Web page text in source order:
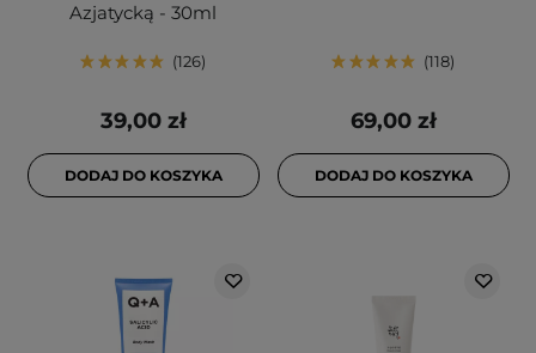
Azjatycką - 30ml
126
39,00 zł
DODAJ DO KOSZYKA
118
69,00 zł
DODAJ DO KOSZYKA